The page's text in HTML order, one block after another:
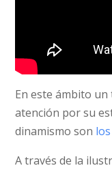
En este ámbito un
atención por su
dinamismo son
A través de la